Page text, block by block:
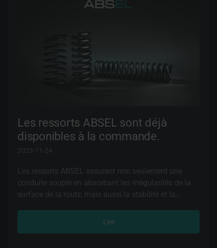
vie des disques de frein ABSEL, ce qui permet de
de frein ABSEL - sécurité et confort pour chaque
Les ressorts ABSEL sont déjà
disponibles à la commande.
2023-11-24
Les ressorts ABSEL assurent non seulement une
conduite souple en absorbant les irrégularités de la
surface de la route, mais aussi la stabilité et la
automobiles sont responsables de l'équilibrage du
Lire